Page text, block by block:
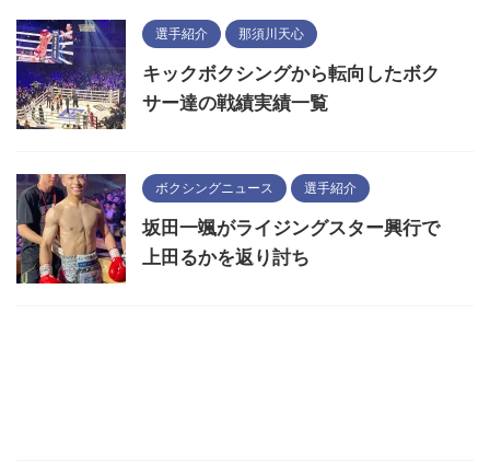
選手紹介 那須川天心
キックボクシングから転向したボク
サー達の戦績実績一覧
ボクシングニュース 選手紹介
坂田一颯がライジングスター興行で
上田るかを返り討ち